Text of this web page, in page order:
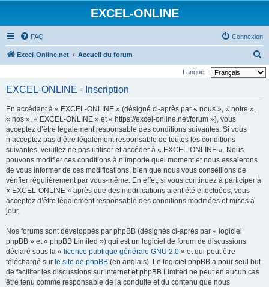
EXCEL-ONLINE
FAQ Connexion
Excel-Online.net Accueil du forum
e
Langue :
EXCEL-ONLINE - Inscription
En accédant à « EXCEL-ONLINE » (désigné ci-après par « nous », « notre »,
« nos », « EXCEL-ONLINE » et « https://excel-online.net/forum »), vous
acceptez d’être légalement responsable des conditions suivantes. Si vous
n’acceptez pas d’être légalement responsable de toutes les conditions
suivantes, veuillez ne pas utiliser et accéder à « EXCEL-ONLINE ». Nous
pouvons modifier ces conditions à n’importe quel moment et nous essaierons
de vous informer de ces modifications, bien que nous vous conseillons de
vérifier régulièrement par vous-même. En effet, si vous continuez à participer à
« EXCEL-ONLINE » après que des modifications aient été effectuées, vous
acceptez d’être légalement responsable des conditions modifiées et mises à
jour.
Nos forums sont développés par phpBB (désignés ci-après par « logiciel
phpBB » et « phpBB Limited ») qui est un logiciel de forum de discussions
déclaré sous la « licence publique générale GNU 2.0 » et qui peut être
téléchargé sur le site de phpBB (en anglais). Le logiciel phpBB a pour seul but
de faciliter les discussions sur internet et phpBB Limited ne peut en aucun cas
être tenu comme responsable de la conduite et du contenu que nous